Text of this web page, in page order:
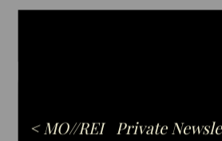
つかりませんでした。MO//REIに出会い、